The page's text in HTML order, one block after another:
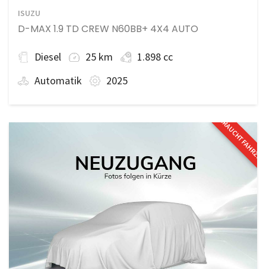
ISUZU
D-MAX 1.9 TD CREW N60BB+ 4X4 AUTO
Diesel 25 km
1.898 cc
Automatik
2025